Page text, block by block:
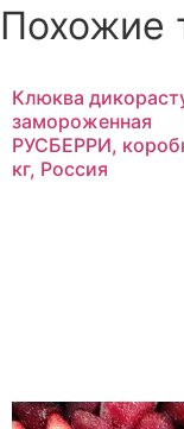
Похожие
Клюква
замороженная
РУСБЕРРИ,
кг, Россия